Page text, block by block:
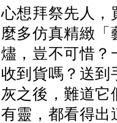
心想拜祭先人，
麼多仿真精緻
燼，豈不可惜？
收到貨嗎？送到
灰之後，難道它
有靈，都看得出